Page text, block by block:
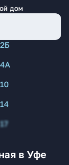
дом
2Б
4А
10
14
17
в Уфе